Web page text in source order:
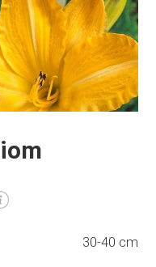
30-40 cm